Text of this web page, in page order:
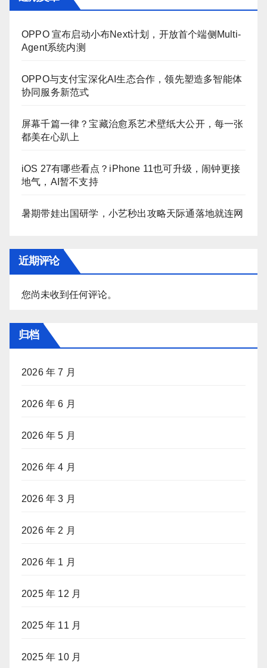
OPPO 宣布启动小布Next计划，开放首个端侧Multi-
Agent系统内测
OPPO与支付宝深化AI生态合作，领先塑造多智能体
协同服务新范式
屏幕千篇一律？宝藏治愈系艺术壁纸大公开，每一张
都美在心趴上
iOS 27有哪些看点？iPhone 11也可升级，闹钟更接
地气，AI暂不支持
暑期带娃出国研学，小艺秒出攻略天际通落地就连网
近期评论
您尚未收到任何评论。
归档
2026 年 7 月
2026 年 6 月
2026 年 5 月
2026 年 4 月
2026 年 3 月
2026 年 2 月
2026 年 1 月
2025 年 12 月
2025 年 11 月
2025 年 10 月